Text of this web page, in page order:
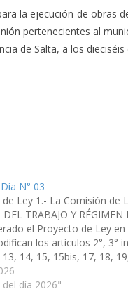
la ejecución de obras
pertenecientes al
de Salta, a los
N° 03
Ley 1.- La Comisión de
DEL TRABAJO Y RÉGIMEN
el Proyecto de Ley
los artículos 2°, 3°
13, 14, 15, 15bis, 17, 18,
del día 2026"